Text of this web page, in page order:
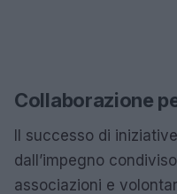
Collaborazione
Il successo di
dall’impegno
associazioni e